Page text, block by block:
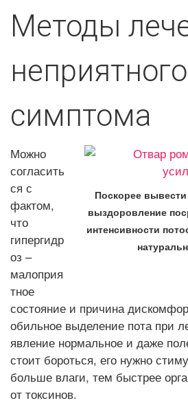
Методы
неприятного
симптома
Поскорее
выздоровление
интенсивности
Можно
согласить
ся с
фактом,
что
гипергидр
оз –
малоприя
тное
состояние и причина
обильное выделение пота при
явление нормальное и даже
стоит бороться, его нужно
больше влаги, тем быстрее
от токсинов.